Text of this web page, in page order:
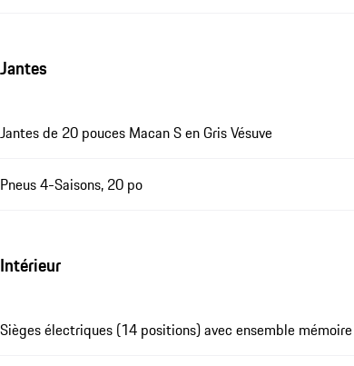
Jantes
Jantes de 20 pouces Macan S en Gris Vésuve
Pneus 4-Saisons, 20 po
Intérieur
Sièges électriques (14 positions) avec ensemble mémoire